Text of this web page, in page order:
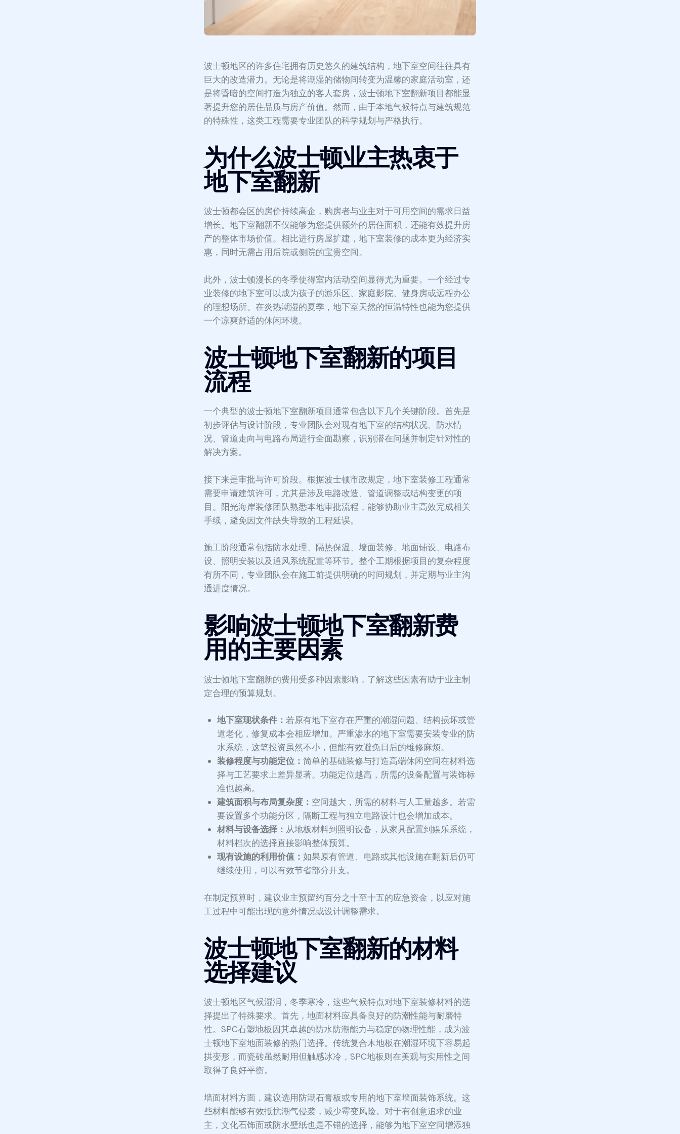
波士顿地区的许多住宅拥有历史悠久的建筑结构，地下室空间往往具有
巨大的改造潜力。无论是将潮湿的储物间转变为温馨的家庭活动室，还
是将昏暗的空间打造为独立的客人套房，波士顿地下室翻新项目都能显
著提升您的居住品质与房产价值。然而，由于本地气候特点与建筑规范
的特殊性，这类工程需要专业团队的科学规划与严格执行。
为什么波士顿业主热衷于
地下室翻新
波士顿都会区的房价持续高企，购房者与业主对于可用空间的需求日益
增长。地下室翻新不仅能够为您提供额外的居住面积，还能有效提升房
产的整体市场价值。相比进行房屋扩建，地下室装修的成本更为经济实
惠，同时无需占用后院或侧院的宝贵空间。
此外，波士顿漫长的冬季使得室内活动空间显得尤为重要。一个经过专
业装修的地下室可以成为孩子的游乐区、家庭影院、健身房或远程办公
的理想场所。在炎热潮湿的夏季，地下室天然的恒温特性也能为您提供
一个凉爽舒适的休闲环境。
波士顿地下室翻新的项目
流程
一个典型的波士顿地下室翻新项目通常包含以下几个关键阶段。首先是
初步评估与设计阶段，专业团队会对现有地下室的结构状况、防水情
况、管道走向与电路布局进行全面勘察，识别潜在问题并制定针对性的
解决方案。
接下来是审批与许可阶段。根据波士顿市政规定，地下室装修工程通常
需要申请建筑许可，尤其是涉及电路改造、管道调整或结构变更的项
目。阳光海岸装修团队熟悉本地审批流程，能够协助业主高效完成相关
手续，避免因文件缺失导致的工程延误。
施工阶段通常包括防水处理、隔热保温、墙面装修、地面铺设、电路布
设、照明安装以及通风系统配置等环节。整个工期根据项目的复杂程度
有所不同，专业团队会在施工前提供明确的时间规划，并定期与业主沟
通进度情况。
影响波士顿地下室翻新费
用的主要因素
波士顿地下室翻新的费用受多种因素影响，了解这些因素有助于业主制
定合理的预算规划。
地下室现状条件： 若原有地下室存在严重的潮湿问题、结构损坏或管
道老化，修复成本会相应增加。严重渗水的地下室需要安装专业的防
水系统，这笔投资虽然不小，但能有效避免日后的维修麻烦。
装修程度与功能定位： 简单的基础装修与打造高端休闲空间在材料选
择与工艺要求上差异显著。功能定位越高，所需的设备配置与装饰标
准也越高。
建筑面积与布局复杂度： 空间越大，所需的材料与人工量越多。若需
要设置多个功能分区，隔断工程与独立电路设计也会增加成本。
材料与设备选择： 从地板材料到照明设备，从家具配置到娱乐系统，
材料档次的选择直接影响整体预算。
现有设施的利用价值： 如果原有管道、电路或其他设施在翻新后仍可
继续使用，可以有效节省部分开支。
在制定预算时，建议业主预留约百分之十至十五的应急资金，以应对施
工过程中可能出现的意外情况或设计调整需求。
波士顿地下室翻新的材料
选择建议
波士顿地区气候湿润，冬季寒冷，这些气候特点对地下室装修材料的选
择提出了特殊要求。首先，地面材料应具备良好的防潮性能与耐磨特
性。SPC石塑地板因其卓越的防水防潮能力与稳定的物理性能，成为波
士顿地下室地面装修的热门选择。传统复合木地板在潮湿环境下容易起
拱变形，而瓷砖虽然耐用但触感冰冷，SPC地板则在美观与实用性之间
取得了良好平衡。
墙面材料方面，建议选用防潮石膏板或专用的地下室墙面装饰系统。这
些材料能够有效抵抗潮气侵袭，减少霉变风险。对于有创意追求的业
主，文化石饰面或防水壁纸也是不错的选择，能够为地下室空间增添独